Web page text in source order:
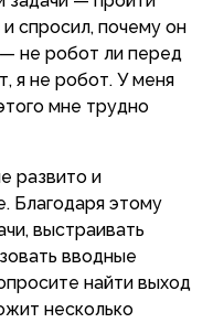
спросил, почему он
не робот ли перед
я не робот. У меня
мне трудно
развито и
Благодаря этому
выстраивать
вводные
найти выход
несколько